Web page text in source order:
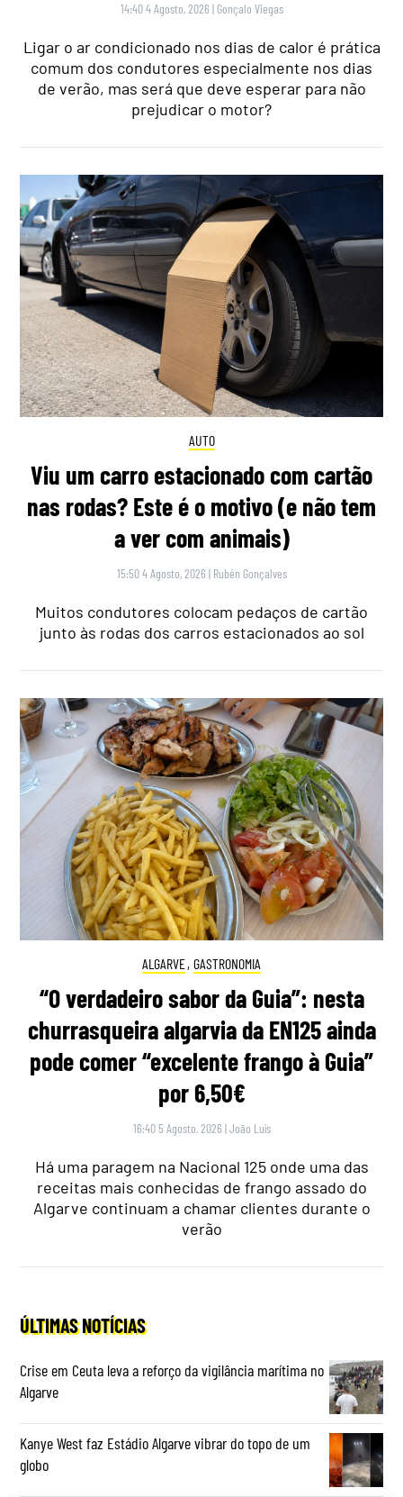
14:40 4 Agosto, 2026 | Gonçalo Viegas
Ligar o ar condicionado nos dias de calor é prática
comum dos condutores especialmente nos dias
de verão, mas será que deve esperar para não
prejudicar o motor?
AUTO
Viu um carro estacionado com cartão
nas rodas? Este é o motivo (e não tem
a ver com animais)
15:50 4 Agosto, 2026 | Rubén Gonçalves
Muitos condutores colocam pedaços de cartão
junto às rodas dos carros estacionados ao sol
ALGARVE, GASTRONOMIA
“O verdadeiro sabor da Guia”: nesta
churrasqueira algarvia da EN125 ainda
pode comer “excelente frango à Guia”
por 6,50€
16:40 5 Agosto, 2026 |João Luís
Há uma paragem na Nacional 125 onde uma das
receitas mais conhecidas de frango assado do
Algarve continuam a chamar clientes durante o
verão
ÚLTIMAS NOTÍCIAS
Crise em Ceuta leva a reforço da vigilância marítima no
Algarve
Kanye West faz Estádio Algarve vibrar do topo de um
globo